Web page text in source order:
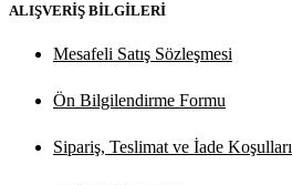
ALIŞVERİŞ BİLGİLERİ
Mesafeli Satış Sözleşmesi
Ön Bilgilendirme Formu
Sipariş, Teslimat ve İade Koşulları